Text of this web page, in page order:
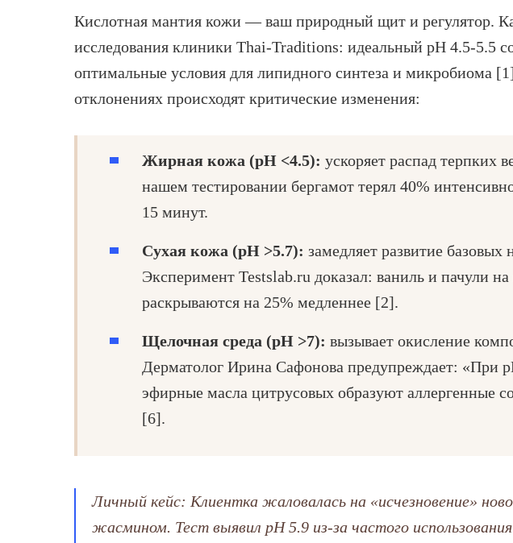
Кислотная мантия кожи — ваш природный щит и регулятор.
исследования клиники Thai-Traditions: идеальный pH 4.5-5.5
оптимальные условия для липидного синтеза и микробиома
отклонениях происходят критические изменения:
Жирная кожа (pH <4.5): ускоряет распад терпких
нашем тестировании бергамот терял 40%
15 минут.
Сухая кожа (pH >5.7): замедляет развитие базовых
Эксперимент Testslab.ru доказал: ваниль и пачули
раскрываются на 25% медленнее [2].
Щелочная среда (pH >7): вызывает окисление
Дерматолог Ирина Сафонова предупреждает: «При
эфирные масла цитрусовых образуют аллергенные
[6].
Личный кейс: Клиентка жаловалась на «исчезновение»
жасмином. Тест выявил pH 5.9 из-за частого